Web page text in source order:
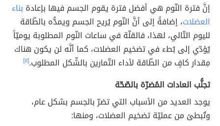
إنَّ فترة النّوم هي أفضل فترة يقوم الجسم فيها بإعادة بناء
العضلات، إضافةً إلى أنَّ النّوم يُريح الجسم ويمدُّه بالطّاقة
لليوم التّالي، لهذا، فالقلّة في ساعات النّوم المطلوبة يوميّاً
يُؤدّي إلى بُطء في تضخيم العضلات، كما أنَّه لن يكون هناك
مِقدار كافٍ من الطّاقة لأداء التّمارين بالشّكل المطلوب.[١١]
تجنُّب العادات المُضرّة بالصّحّة
يوجد العديد من الأسباب التي تضرّ بالجسم بشكل عام،
وتُبطئ من عمليّة تضخيم العضلات، ومنها: